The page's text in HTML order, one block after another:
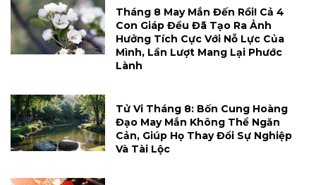
Tháng 8 May Mắn Đến Rồi! Cả 4
Con Giáp Đều Đã Tạo Ra Ảnh
Hưởng Tích Cực Với Nỗ Lực Của
Mình, Lần Lượt Mang Lại Phước
Lành
Tử Vi Tháng 8: Bốn Cung Hoàng
Đạo May Mắn Không Thể Ngăn
Cản, Giúp Họ Thay Đổi Sự Nghiệp
Và Tài Lộc